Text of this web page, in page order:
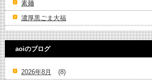
素麺
濃厚黒ごま大福
aoiのブログ
2026年8月
(8)